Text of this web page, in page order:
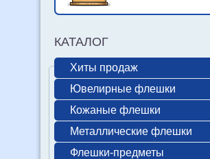
КАТАЛОГ
Хиты продаж
Ювелирные флешки
Кожаные флешки
Металлические флешки
Флешки-предметы